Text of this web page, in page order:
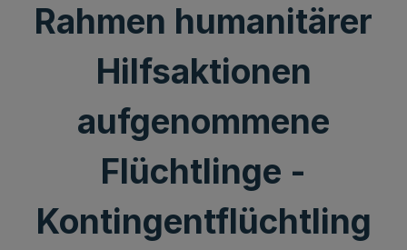
Rahmen humanitärer
Hilfsaktionen
aufgenommene
Flüchtlinge -
Kontingentflüchtling